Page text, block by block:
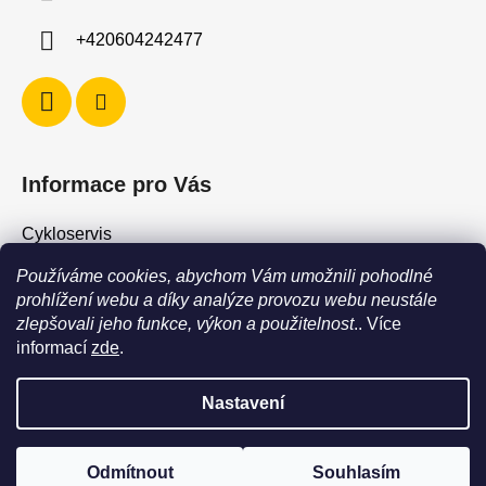
Používáme cookies, abychom Vám umožnili pohodlné
prohlížení webu a díky analýze provozu webu neustále
zlepšovali jeho funkce, výkon a použitelnost.. Více
informací zde.
Nastavení
Odmítnout Souhlasím
POZOR - stav zboží SKLADEM neodpovídá stavu na prodejně. Při
objednání zboží s vyzvednutím na prodejně vždy vyčkejte na
výzvu, že je zboží připraveno k vyzvednutí. Dostupnost zboží na
+420604242477
Informace pro Vás
Cykloservis
Skiservis
Obchodní podmínky
Podmínky ochrany osobních údajů
Vytvořil Shoptet
Copyright 2026Force Shop - Cyklo Hostivař. Všechna